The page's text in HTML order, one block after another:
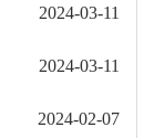
2024-03-11
2024-03-11
2024-02-07